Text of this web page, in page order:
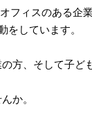
フィスのある企
をしています。
方、そして子ど
か。